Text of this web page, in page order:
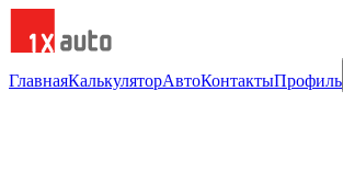
ГлавнаяКалькуляторАвтоКонтактыПрофиль